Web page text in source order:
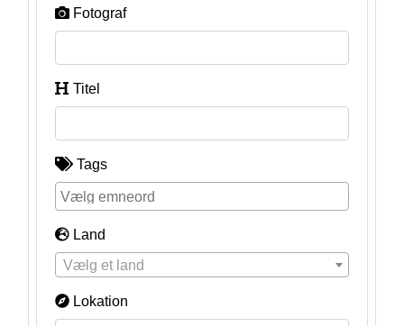
Fotograf
Titel
Tags
Land
Vælg et land
Lokation